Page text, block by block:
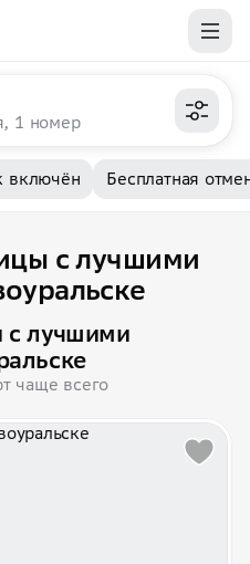
1 номер
включён Бесплатная
с лучшими
с лучшими
чаще всего